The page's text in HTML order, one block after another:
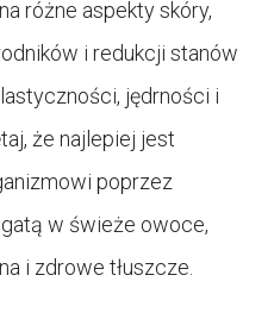
różne aspekty skóry,
i redukcji stanów
jędrności i
że najlepiej jest
poprzez
w świeże owoce,
i zdrowe tłuszcze.